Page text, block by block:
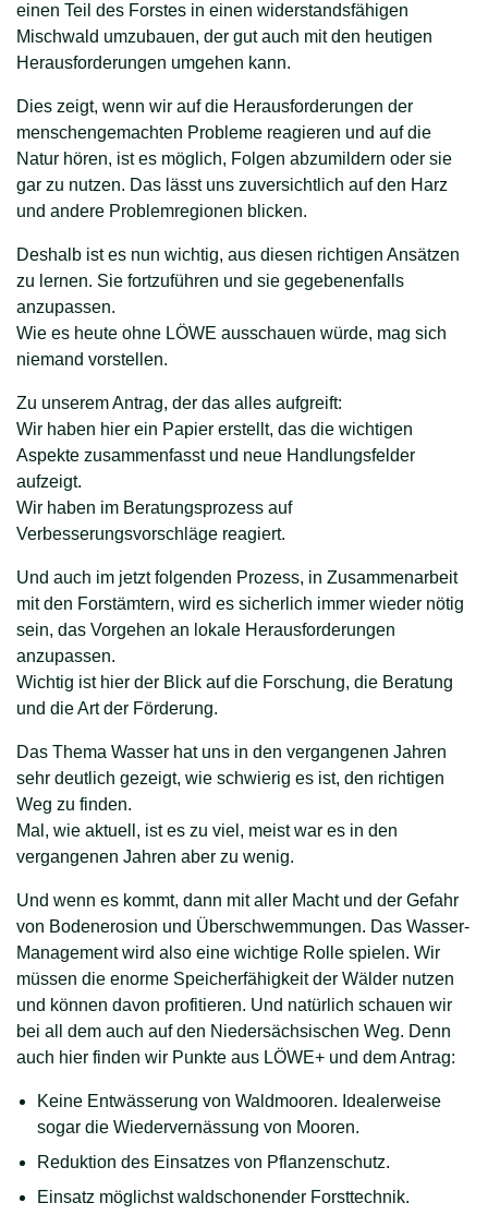
einen Teil des Forstes in einen widerstandsfähigen
Mischwald umzubauen, der gut auch mit den heutigen
Herausforderungen umgehen kann.
Dies zeigt, wenn wir auf die Herausforderungen der
menschengemachten Probleme reagieren und auf die
Natur hören, ist es möglich, Folgen abzumildern oder sie
gar zu nutzen. Das lässt uns zuversichtlich auf den Harz
und andere Problemregionen blicken.
Deshalb ist es nun wichtig, aus diesen richtigen Ansätzen
zu lernen. Sie fortzuführen und sie gegebenenfalls
anzupassen.
Wie es heute ohne LÖWE ausschauen würde, mag sich
niemand vorstellen.
Zu unserem Antrag, der das alles aufgreift:
Wir haben hier ein Papier erstellt, das die wichtigen
Aspekte zusammenfasst und neue Handlungsfelder
aufzeigt.
Wir haben im Beratungsprozess auf
Verbesserungsvorschläge reagiert.
Und auch im jetzt folgenden Prozess, in Zusammenarbeit
mit den Forstämtern, wird es sicherlich immer wieder nötig
sein, das Vorgehen an lokale Herausforderungen
anzupassen.
Wichtig ist hier der Blick auf die Forschung, die Beratung
und die Art der Förderung.
Das Thema Wasser hat uns in den vergangenen Jahren
sehr deutlich gezeigt, wie schwierig es ist, den richtigen
Weg zu finden.
Mal, wie aktuell, ist es zu viel, meist war es in den
vergangenen Jahren aber zu wenig.
Und wenn es kommt, dann mit aller Macht und der Gefahr
von Bodenerosion und Überschwemmungen. Das Wasser-
Management wird also eine wichtige Rolle spielen. Wir
müssen die enorme Speicherfähigkeit der Wälder nutzen
und können davon profitieren. Und natürlich schauen wir
bei all dem auch auf den Niedersächsischen Weg. Denn
auch hier finden wir Punkte aus LÖWE+ und dem Antrag:
Keine Entwässerung von Waldmooren. Idealerweise
sogar die Wiedervernässung von Mooren.
Reduktion des Einsatzes von Pflanzenschutz.
Einsatz möglichst waldschonender Forsttechnik.